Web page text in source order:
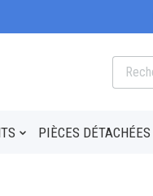
PIÈCES DÉTACHÉES